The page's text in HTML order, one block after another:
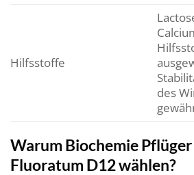
Hilfsstoffe
des
Warum Biochemie
Fluoratum D12 wählen?